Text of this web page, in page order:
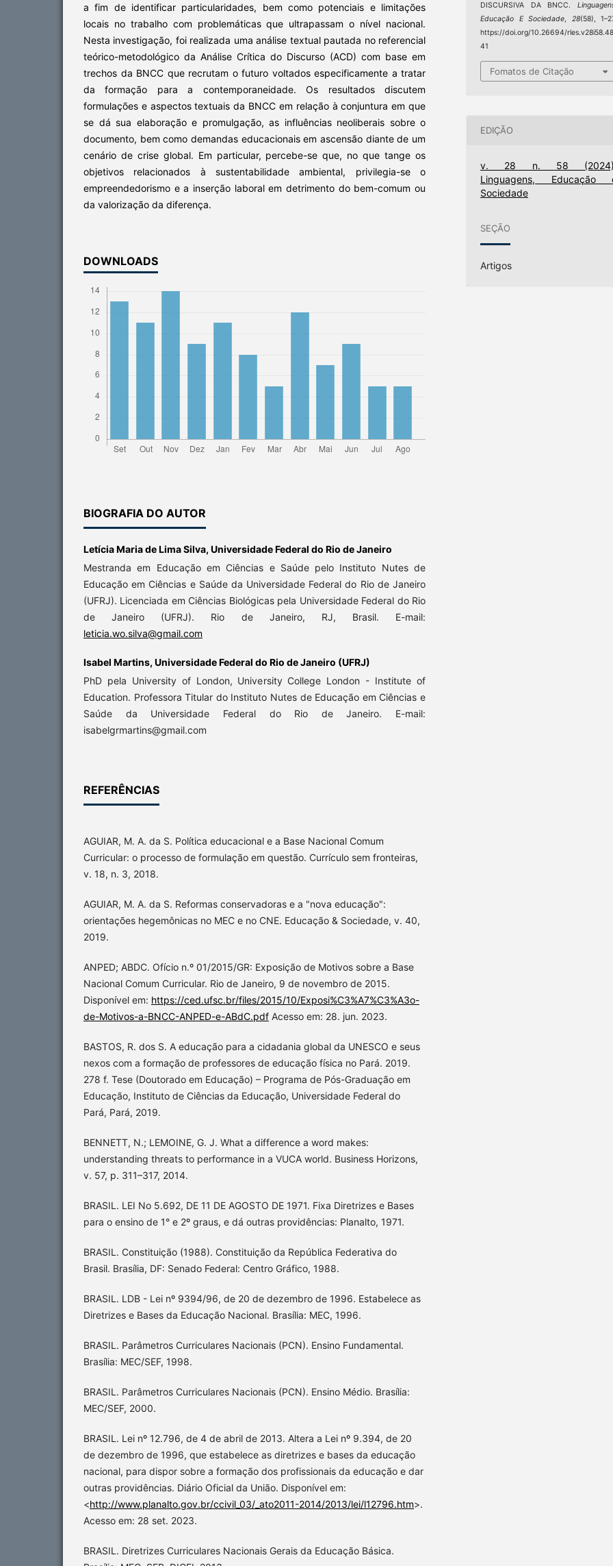
a fim de identificar particularidades, bem como potenciais e limitações
locais no trabalho com problemáticas que ultrapassam o nível nacional.
Nesta investigação, foi realizada uma análise textual pautada no referencial
teórico-metodológico da Análise Crítica do Discurso (ACD) com base em
trechos da BNCC que recrutam o futuro voltados especificamente a tratar
da formação para a contemporaneidade. Os resultados discutem
formulações e aspectos textuais da BNCC em relação à conjuntura em que
se dá sua elaboração e promulgação, as influências neoliberais sobre o
documento, bem como demandas educacionais em ascensão diante de um
cenário de crise global. Em particular, percebe-se que, no que tange os
objetivos relacionados à sustentabilidade ambiental, privilegia-se o
empreendedorismo e a inserção laboral em detrimento do bem-comum ou
da valorização da diferença.
DOWNLOADS
BIOGRAFIA DO AUTOR
Letícia Maria de Lima Silva, Universidade Federal do Rio de Janeiro
Mestranda em Educação em Ciências e Saúde pelo Instituto Nutes de
Educação em Ciências e Saúde da Universidade Federal do Rio de Janeiro
(UFRJ). Licenciada em Ciências Biológicas pela Universidade Federal do Rio
de Janeiro (UFRJ). Rio de Janeiro, RJ, Brasil. E-mail:
leticia.wo.silva@gmail.com
Isabel Martins, Universidade Federal do Rio de Janeiro (UFRJ)
PhD pela University of London, University College London - Institute of
Education. Professora Titular do Instituto Nutes de Educação em Ciências e
Saúde da Universidade Federal do Rio de Janeiro. E-mail:
isabelgrmartins@gmail.com
REFERÊNCIAS
AGUIAR, M. A. da S. Política educacional e a Base Nacional Comum
Curricular: o processo de formulação em questão. Currículo sem fronteiras,
v. 18, n. 3, 2018.
AGUIAR, M. A. da S. Reformas conservadoras e a "nova educação":
orientações hegemônicas no MEC e no CNE. Educação & Sociedade, v. 40,
2019.
ANPED; ABDC. Ofício n.º 01/2015/GR: Exposição de Motivos sobre a Base
Nacional Comum Curricular. Rio de Janeiro, 9 de novembro de 2015.
Disponível em: https://ced.ufsc.br/files/2015/10/Exposi%C3%A7%C3%A3o-
de-Motivos-a-BNCC-ANPED-e-ABdC.pdf Acesso em: 28. jun. 2023.
BASTOS, R. dos S. A educação para a cidadania global da UNESCO e seus
nexos com a formação de professores de educação física no Pará. 2019.
278 f. Tese (Doutorado em Educação) – Programa de Pós-Graduação em
Educação, Instituto de Ciências da Educação, Universidade Federal do
Pará, Pará, 2019.
BENNETT, N.; LEMOINE, G. J. What a difference a word makes:
understanding threats to performance in a VUCA world. Business Horizons,
v. 57, p. 311–317, 2014.
BRASIL. LEI No 5.692, DE 11 DE AGOSTO DE 1971. Fixa Diretrizes e Bases
para o ensino de 1° e 2º graus, e dá outras providências: Planalto, 1971.
BRASIL. Constituição (1988). Constituição da República Federativa do
Brasil. Brasília, DF: Senado Federal: Centro Gráfico, 1988.
BRASIL. LDB - Lei nº 9394/96, de 20 de dezembro de 1996. Estabelece as
Diretrizes e Bases da Educação Nacional. Brasília: MEC, 1996.
BRASIL. Parâmetros Curriculares Nacionais (PCN). Ensino Fundamental.
Brasília: MEC/SEF, 1998.
BRASIL. Parâmetros Curriculares Nacionais (PCN). Ensino Médio. Brasília:
MEC/SEF, 2000.
BRASIL. Lei nº 12.796, de 4 de abril de 2013. Altera a Lei nº 9.394, de 20
de dezembro de 1996, que estabelece as diretrizes e bases da educação
nacional, para dispor sobre a formação dos profissionais da educação e dar
outras providências. Diário Oficial da União. Disponível em:
<http://www.planalto.gov.br/ccivil_03/_ato2011-2014/2013/lei/l12796.htm>.
Acesso em: 28 set. 2023.
BRASIL. Diretrizes Curriculares Nacionais Gerais da Educação Básica.
DISCURSIVA DA BNCC.
Educação E Sociedade, 28(58),
https://doi.org/10.26694/rles.v28i58.48
41
Fomatos de Citação
EDIÇÃO
v. 28 n. 58
Linguagens, Educação
Sociedade
SEÇÃO
Artigos